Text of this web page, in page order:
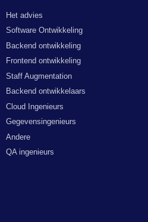
Het advies
Software Ontwikkeling
Backend ontwikkeling
Frontend ontwikkeling
Staff Augmentation
Backend ontwikkelaars
Cloud Ingenieurs
Gegevensingenieurs
Andere
QA ingenieurs